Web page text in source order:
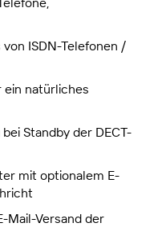
von ISDN-Telefonen /
ein natürliches
Standby der DECT-
mit optionalem E-
Mail-Versand der